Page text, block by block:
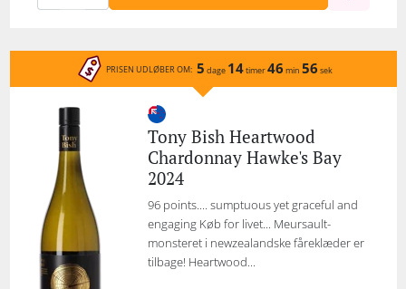
PRISEN UDLØBER OM: 5 dage 14timer46 min 56 sek
Tony Bish Heartwood
Chardonnay Hawke's Bay
2024
96 points.... sumptuous yet graceful and
engaging Køb for livet... Meursault-
monsteret i newzealandske fåreklæder er
tilbage! Heartwood...